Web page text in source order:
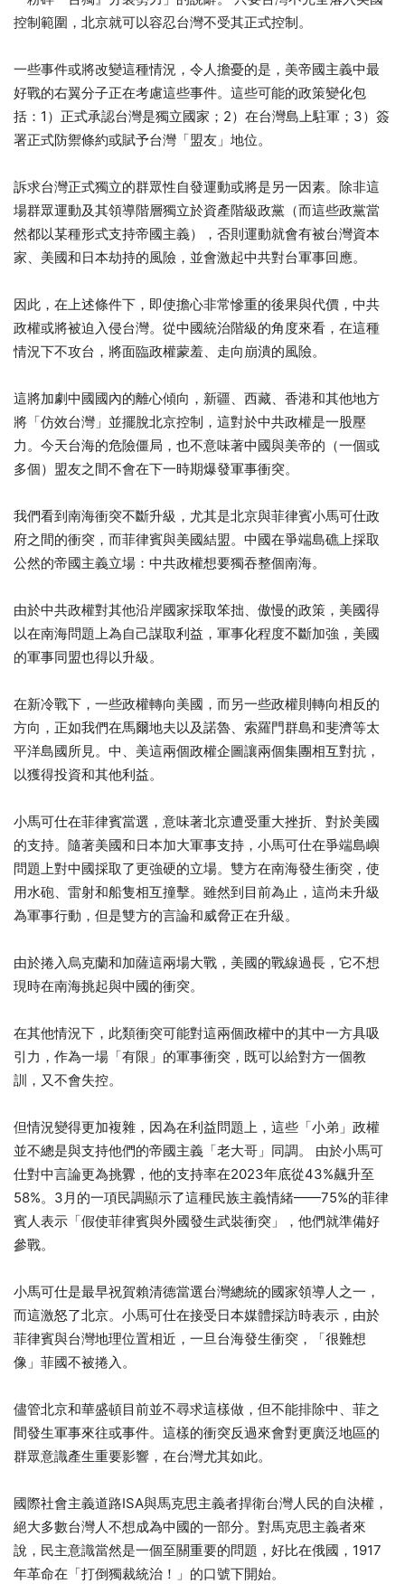
控制範圍，北京就可以容忍台灣不受其正式控制。
一些事件或將改變這種情況，令人擔憂的是，美帝國主義中最
好戰的右翼分子正在考慮這些事件。這些可能的政策變化包
括：1）正式承認台灣是獨立國家；2）在台灣島上駐軍；3）簽
署正式防禦條約或賦予台灣「盟友」地位。
訴求台灣正式獨立的群眾性自發運動或將是另一因素。除非這
場群眾運動及其領導階層獨立於資產階級政黨（而這些政黨當
然都以某種形式支持帝國主義），否則運動就會有被台灣資本
家、美國和日本劫持的風險，並會激起中共對台軍事回應。
因此，在上述條件下，即使擔心非常慘重的後果與代價，中共
政權或將被迫入侵台灣。從中國統治階級的角度來看，在這種
情況下不攻台，將面臨政權蒙羞、走向崩潰的風險。
這將加劇中國國內的離心傾向，新疆、西藏、香港和其他地方
將「仿效台灣」並擺脫北京控制，這對於中共政權是一股壓
力。今天台海的危險僵局，也不意味著中國與美帝的（一個或
多個）盟友之間不會在下一時期爆發軍事衝突。
我們看到南海衝突不斷升級，尤其是北京與菲律賓小馬可仕政
府之間的衝突，而菲律賓與美國結盟。中國在爭端島礁上採取
公然的帝國主義立場：中共政權想要獨吞整個南海。
由於中共政權對其他沿岸國家採取笨拙、傲慢的政策，美國得
以在南海問題上為自己謀取利益，軍事化程度不斷加強，美國
的軍事同盟也得以升級。
在新冷戰下，一些政權轉向美國，而另一些政權則轉向相反的
方向，正如我們在馬爾地夫以及諾魯、索羅門群島和斐濟等太
平洋島國所見。中、美這兩個政權企圖讓兩個集團相互對抗，
以獲得投資和其他利益。
小馬可仕在菲律賓當選，意味著北京遭受重大挫折、對於美國
的支持。隨著美國和日本加大軍事支持，小馬可仕在爭端島嶼
問題上對中國採取了更強硬的立場。雙方在南海發生衝突，使
用水砲、雷射和船隻相互撞擊。雖然到目前為止，這尚未升級
為軍事行動，但是雙方的言論和威脅正在升級。
由於捲入烏克蘭和加薩這兩場大戰，美國的戰線過長，它不想
現時在南海挑起與中國的衝突。
在其他情況下，此類衝突可能對這兩個政權中的其中一方具吸
引力，作為一場「有限」的軍事衝突，既可以給對方一個教
訓，又不會失控。
但情況變得更加複雜，因為在利益問題上，這些「小弟」政權
並不總是與支持他們的帝國主義「老大哥」同調。 由於小馬可
仕對中言論更為挑釁，他的支持率在2023年底從43%飆升至
58%。3月的一項民調顯示了這種民族主義情緒——75%的菲律
賓人表示「假使菲律賓與外國發生武裝衝突」，他們就準備好
參戰。
小馬可仕是最早祝賀賴清德當選台灣總統的國家領導人之一，
而這激怒了北京。小馬可仕在接受日本媒體採訪時表示，由於
菲律賓與台灣地理位置相近，一旦台海發生衝突，「很難想
像」菲國不被捲入。
儘管北京和華盛頓目前並不尋求這樣做，但不能排除中、菲之
間發生軍事來往或事件。這樣的衝突反過來會對更廣泛地區的
群眾意識產生重要影響，在台灣尤其如此。
國際社會主義道路ISA與馬克思主義者捍衛台灣人民的自決權，
絕大多數台灣人不想成為中國的一部分。對馬克思主義者來
說，民主意識當然是一個至關重要的問題，好比在俄國，1917
年革命在「打倒獨裁統治！」的口號下開始。